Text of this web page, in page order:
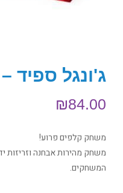
ג'ונגל ספיד
₪84.00
משחק קלפים פרוע!
משחק מהירות אבחנה וזריזות
המשחקים.